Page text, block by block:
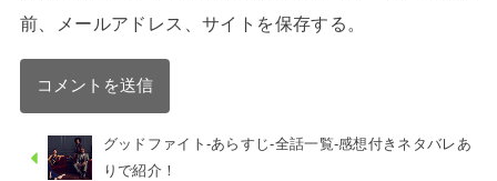
前、メールアドレス、サイトを保存する。
グッドファイト-あらすじ-全話一覧-感想付きネタバレあ
りで紹介！